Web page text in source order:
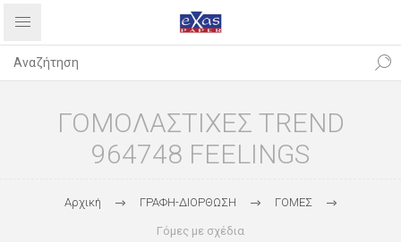
ΓΟΜΟΛΑΣΤΙΧΕΣ TREND
964748 FEELINGS
Αρχική ΓΡΑΦΗ-ΔΙΟΡΘΩΣΗ ΓΟΜΕΣ
Γόμες με σχέδια